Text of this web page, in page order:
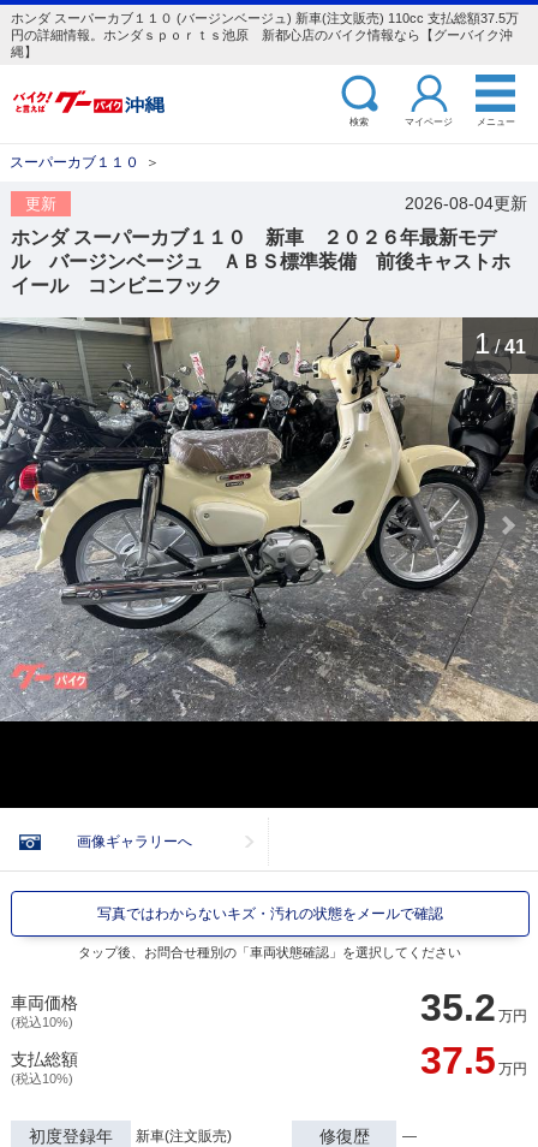
ホンダ スーパーカブ１１０ (バージンベージュ) 新車(注文販売) 110cc 支払総額37.5万
円の詳細情報。ホンダｓｐｏｒｔｓ池原 新都心店のバイク情報なら【グーバイク沖
縄】
検索 マイページ メニュー
スーパーカブ１１０ ＞
更新 2026-08-04更新
ホンダ スーパーカブ１１０ 新車 ２０２６年最新モデ
ル バージンベージュ ＡＢＳ標準装備 前後キャストホ
イール コンビニフック
1 / 41
画像ギャラリーへ
写真ではわからないキズ・汚れの状態をメールで確認
タップ後、お問合せ種別の「車両状態確認」を選択してください
車両価格
(税込10%) 35.2 万円
支払総額
(税込10%) 37.5 万円
初度登録年 新車(注文販売) 修復歴 ―